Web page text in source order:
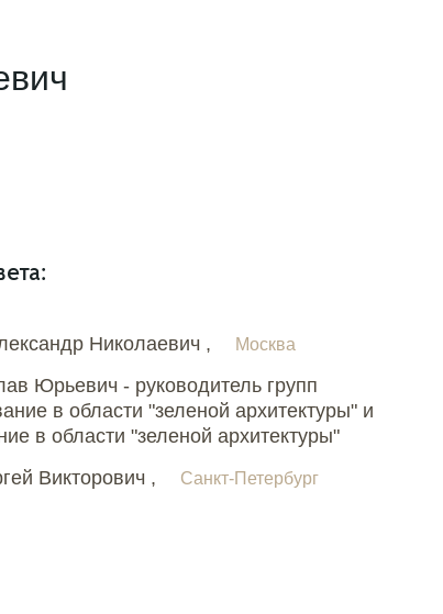
Николаевич , Москва
Юрьевич - руководитель групп
в области "зеленой архитектуры" и
в области "зеленой архитектуры"
Викторович ,
Санкт-Петербург